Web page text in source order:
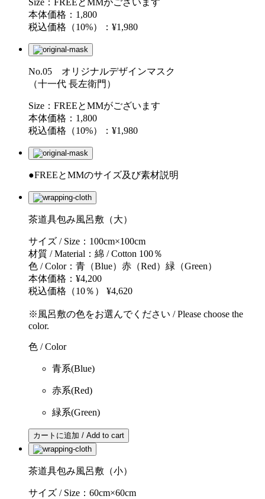
Size：FREEとMMがございます
本体価格：1,800
税込価格（10%）：¥1,980
No.05 オリジナルデザインマスク
（十一代 長左衛門）
Size：FREEとMMがございます
本体価格：1,800
税込価格（10%）：¥1,980
●FREEとMMのサイズ及び素材説明
茶道具包み風呂敷（大）
サイズ / Size：100cm×100cm
材質 / Material：綿 / Cotton 100％
色 / Color：青（Blue）赤（Red）緑（Green）
本体価格：¥4,200
税込価格（10％） ¥4,620
※風呂敷の色をお選んでください / Please choose the
color.
色 / Color
青系(Blue)
赤系(Red)
緑系(Green)
カートに追加 / Add to cart
茶道具包み風呂敷（小）
サイズ / Size：60cm×60cm